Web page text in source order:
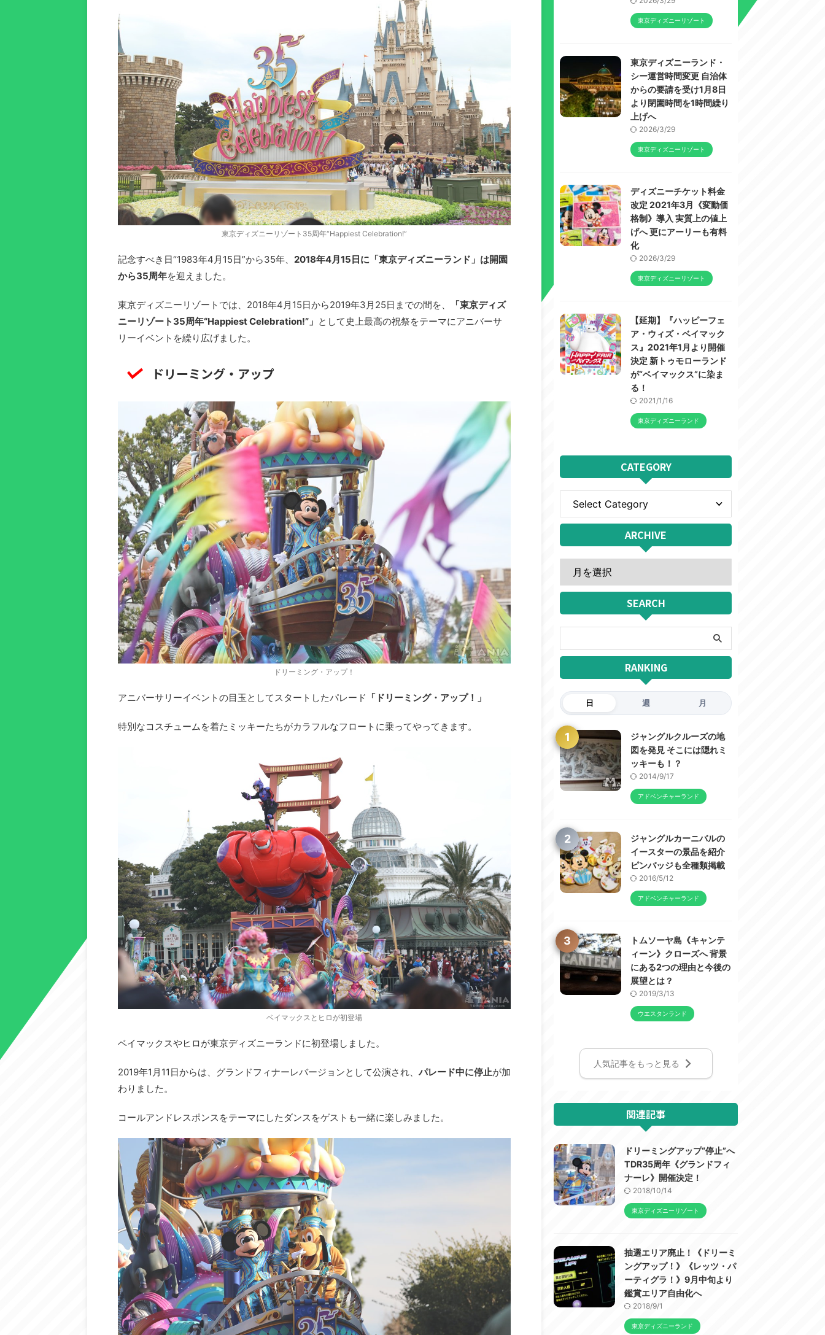
東京ディズニーリゾート35周年“Happiest Celebration!”
記念すべき日“1983年4月15日”から35年、 2018年4月15日 に「東京ディズニーランド」は開園
から35周年を迎えました。
東京ディズニーリゾートでは、2018年4月15日から2019年3月25日までの間を、
「東京ディズ
ニーリゾート35周年“Happiest Celebration!”」 として史上最高の祝祭をテーマにアニバーサ
リーイベントを繰り広げました。
ドリーミング・アップ
ドリーミング・アップ！
アニバーサリーイベントの目玉としてスタートしたパレード 「ドリーミング・アップ！」
特別なコスチュームを着たミッキーたちがカラフルなフロートに乗ってやってきます。
ベイマックスとヒロが初登場
ベイマックスやヒロが東京ディズニーランドに初登場しました。
2019年1月11日からは、グランドフィナーレバージョンとして公演され、 パレード中に停止が加
わりました。
コールアンドレスポンスをテーマにしたダンスをゲストも一緒に楽しみました。
東京ディズニーリゾート
東京ディズニーランド・
シー運営時間変更 自治体
からの要請を受け1月8日
より閉園時間を1時間繰り
上げへ
2026/3/29
東京ディズニーリゾート
ディズニーチケット料金
改定 2021年3月《変動価
格制》導入 実質上の値上
げへ 更にアーリーも有料
化
2026/3/29
東京ディズニーリゾート
【延期】『ハッピーフェ
ア・ウィズ・ベイマック
ス』2021年1月より開催
決定 新トゥモローランド
が“ベイマックス”に染ま
る！
2021/1/16
東京ディズニーランド
CATEGORY
ARCHIVE
SEARCH
RANKING
日 週 月
1
ジャングルクルーズの地
図を発見 そこには隠れミ
ッキーも！？
2014/9/17
アドベンチャーランド
2
ジャングルカーニバルの
イースターの景品を紹介
ピンバッジも全種類掲載
2016/5/12
アドベンチャーランド
3
トムソーヤ島《キャンテ
ィーン》クローズへ 背景
にある2つの理由と今後の
展望とは？
2019/3/13
ウエスタンランド
人気記事をもっと見る
関連記事
ドリーミングアップ“停止”へ
TDR35周年《グランドフィ
ナーレ》開催決定！
2018/10/14
東京ディズニーリゾート
抽選エリア廃止！《ドリーミ
ングアップ！》《レッツ・パ
ーティグラ！》9月中旬より
鑑賞エリア自由化へ
2018/9/1
東京ディズニーランド